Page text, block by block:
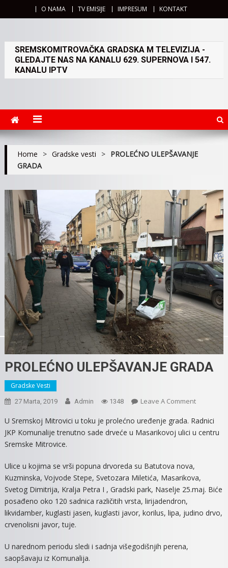
O NAMA TV EMISIJE IMPRESUM KONTAKT
SREMSKOMITROVAČKA GRADSKA M TELEVIZIJA -
GLEDAJTE NAS NA KANALU 629. SUPERNOVA I 547.
KANALU IPTV
Home > Gradske vesti > PROLEĆNO ULEPŠAVANJE
GRADA
PROLEĆNO ULEPŠAVANJE GRADA
Gradske Vesti
27 Marta, 2019 Admin 1348 Leave A CommentOn
GRADA
U Sremskoj Mitrovici u toku je prolećno uređenje grada. Radnici
JKP Komunalije trenutno sade drveće u Masarikovoj ulici u centru
Sremske Mitrovice.
Ulice u kojima se vrši popuna drvoreda su Batutova nova,
Kuzminska, Vojvode Stepe, Svetozara Miletića, Masarikova,
Svetog Dimitrija, Kralja Petra I , Gradski park, Naselje 25.maj. Biće
posađeno oko 120 sadnica različitih vrsta, lirijadendron,
likvidamber, kuglasti jasen, kuglasti javor, korilus, lipa, judino drvo,
crvenolisni javor, tuje.
U narednom periodu sledi i sadnja višegodišnjih perena,
saopšavaju iz Komunalija.